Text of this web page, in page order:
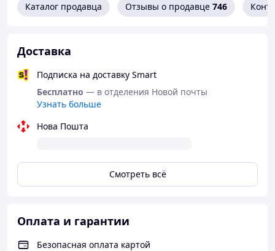
Каталог продавца Отзывы о продавце 746
Доставка
Подписка на доставку Smart
Бесплатно — в отделения Новой почты
Узнать больше
Нова Пошта
Смотреть всё
Оплата и гарантии
Безопасная оплата картой